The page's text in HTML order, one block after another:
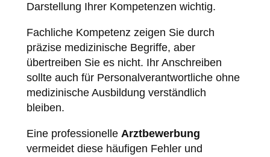
Darstellung Ihrer Kompetenzen wichtig.
Fachliche Kompetenz zeigen Sie durch
präzise medizinische Begriffe, aber
übertreiben Sie es nicht. Ihr Anschreiben
sollte auch für Personalverantwortliche ohne
medizinische Ausbildung verständlich
bleiben.
Eine professionelle Arztbewerbung
vermeidet diese häufigen Fehler und